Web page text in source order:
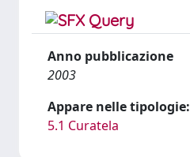
Anno pubblicazione
2003
Appare nelle tipologie:
5.1 Curatela